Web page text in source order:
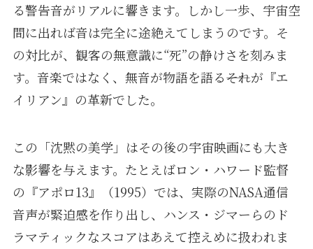
る警告音がリアルに響きます。しかし一歩、宇宙空
間に出れば音は完全に途絶えてしまうのです。そ
の対比が、観客の無意識に“死”の静けさを刻みま
す。音楽ではなく、無音が物語を語る――それが『エ
イリアン』の革新でした。
この「沈黙の美学」はその後の宇宙映画にも大き
な影響を与えます。たとえばロン・ハワード監督
の『アポロ13』（1995）では、実際のNASA通信
音声が緊迫感を作り出し、ハンス・ジマーらのド
ラマティックなスコアはあえて控えめに扱われま